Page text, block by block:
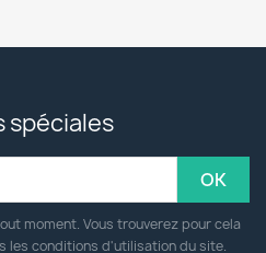
spéciales
moment. Vous trouverez pour cela
les conditions d'utilisation du site.